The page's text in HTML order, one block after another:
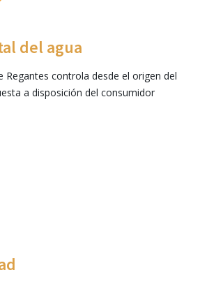
del agua
Regantes controla desde el origen del
a disposición del consumidor